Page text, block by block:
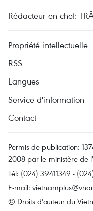
Rédacteur en chef:
Propriété intellectuelle
RSS
Langues
Service d'information
Contact
Permis de publication:
2008 par le ministère de
Tél: (024) 39411349 -
E-mail:
© Droits d'auteur du